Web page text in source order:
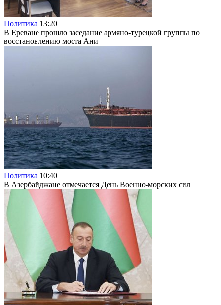
Политика 13:20
В Ереване прошло заседание армяно-турецкой группы по
восстановлению моста Ани
Политика 10:40
В Азербайджане отмечается День Военно-морских сил